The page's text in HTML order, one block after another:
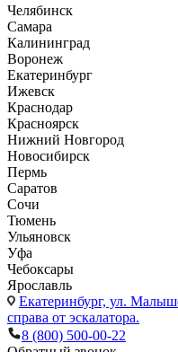
Челябинск
Самара
Калининград
Воронеж
Екатеринбург
Ижевск
Краснодар
Красноярск
Нижний Новгород
Новосибирск
Пермь
Саратов
Сочи
Тюмень
Ульяновск
Уфа
Чебоксары
Ярославль
Екатеринбург, ул.
справа от эскалатора.
8 (800) 500-00-22